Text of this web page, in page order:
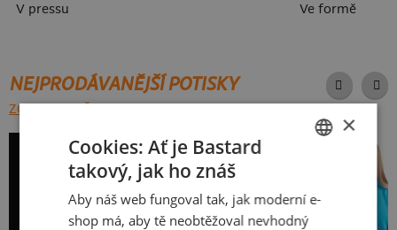
V pressu Ve formě
NEJPRODÁVANĚJŠÍ POTISKY
ZOBRAZIT VŠECHNY
SLOVAK
×
Cookies: Ať je Bastard
takový, jak ho znáš
Aby náš web fungoval tak, jak moderní e-
shop má, aby tě neobtěžoval nevhodný